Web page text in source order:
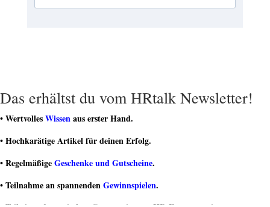
Das erhältst du vom HRtalk Newsletter!
• WertvollesWissenaus erster Hand.
• Hochkarätige Artikel für deinen Erfolg.
• RegelmäßigeGeschenke und Gutscheine.
• Teilnahme an spannendenGewinnspielen.